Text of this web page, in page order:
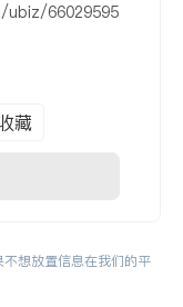
66029595
藏
不想放置信息在我们的平